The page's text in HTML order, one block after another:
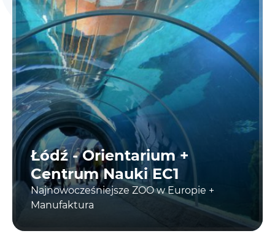
Łódź - Orientarium +
Centrum Nauki EC1
Najnowocześniejsze ZOO w Europie +
Manufaktura